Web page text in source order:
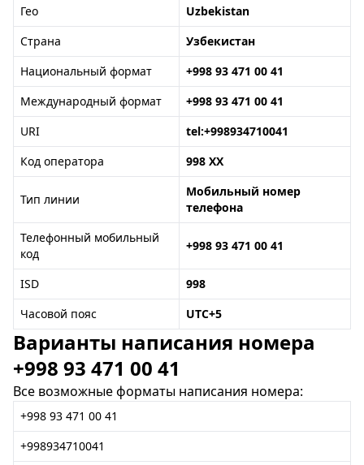
Гео
Uzbekistan
Страна
Узбекистан
Национальный формат
+998 93 471 00 41
Международный формат
+998 93 471 00 41
URI
tel:+998934710041
Код оператора
998 XX
Тип линии
Мобильный номер
телефона
Телефонный мобильный
код
+998 93 471 00 41
ISD
998
Часовой пояс
UTC+5
Варианты написания номера
+998 93 471 00 41
Все возможные форматы написания номера:
+998 93 471 00 41
+998934710041